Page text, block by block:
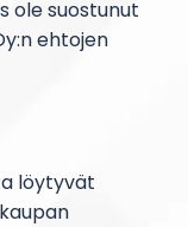
ole suostunut
ehtojen
löytyvät